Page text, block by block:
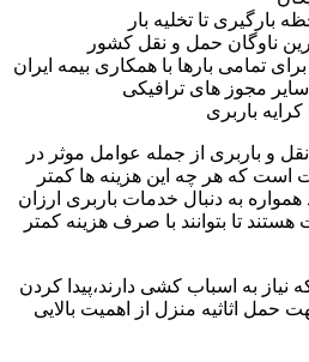
بارگیری تا تخلیه بار
ناوگان حمل و نقل کشور
تمامی بارها با همکاری بیمه ایران
مجوز های ترافیکی
باربری
و باربری از جمله عوامل موثر در
است که هر چه این هزینه ها کمتر
همواره به دنبال خدمات باربری ارزان
تا بتوانند با صرف هزینه کمتر
نیاز به اسباب کشی دارند،پیدا کردن
اثاثیه منزل از اهمیت بالایی